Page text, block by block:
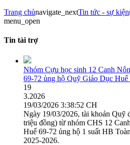
Trang chủnavigate_nextTin tức - sự kiện
menu_open
Tin tài trợ
Nhóm Cựu học sinh 12 Canh
69-72 ủng hộ Quỹ Giáo Dục
19
3.2026
19/03/2026 3:38:52 CH
Ngày 19/03/2026, tài khoản Quỹ
triệu đồng) từ nhóm CHS 12
Huế 69-72 ủng hộ 1 suất HB
2025-2026.